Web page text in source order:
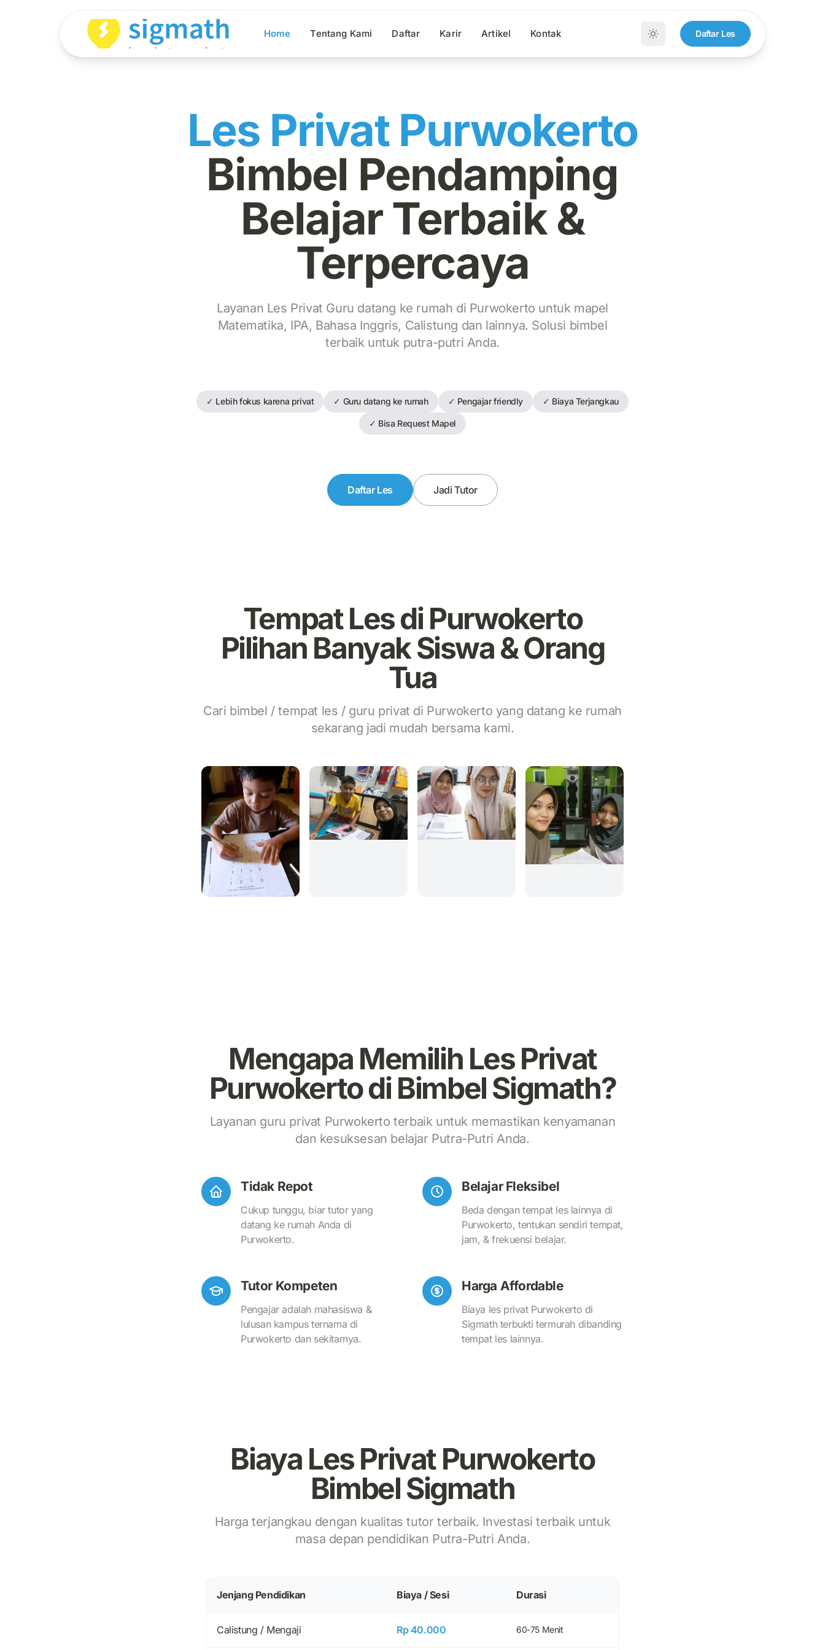
Home Tentang Kami Daftar Karir Artikel Kontak Daftar Les
Les Privat Purwokerto
Bimbel Pendamping
Belajar Terbaik &
Terpercaya
Layanan Les Privat Guru datang ke rumah di Purwokerto untuk mapel
Matematika, IPA, Bahasa Inggris, Calistung dan lainnya. Solusi bimbel
terbaik untuk putra-putri Anda.
✓ Lebih fokus karena privat ✓ Guru datang ke rumah ✓ Pengajar friendly ✓ Biaya Terjangkau
✓ Bisa Request Mapel
Daftar Les Jadi Tutor
Tempat Les di Purwokerto
Pilihan Banyak Siswa & Orang
Tua
Cari bimbel / tempat les / guru privat di Purwokerto yang datang ke rumah
sekarang jadi mudah bersama kami.
Mengapa Memilih Les Privat
Purwokerto di Bimbel Sigmath?
Layanan guru privat Purwokerto terbaik untuk memastikan kenyamanan
dan kesuksesan belajar Putra-Putri Anda.
Tidak Repot
Cukup tunggu, biar tutor yang
datang ke rumah Anda di
Purwokerto.
Belajar Fleksibel
Beda dengan tempat les lainnya di
Purwokerto, tentukan sendiri tempat,
jam, & frekuensi belajar.
Tutor Kompeten
Pengajar adalah mahasiswa &
lulusan kampus ternama di
Purwokerto dan sekitarnya.
Harga Affordable
Biaya les privat Purwokerto di
Sigmath terbukti termurah dibanding
tempat les lainnya.
Biaya Les Privat Purwokerto
Bimbel Sigmath
Harga terjangkau dengan kualitas tutor terbaik. Investasi terbaik untuk
masa depan pendidikan Putra-Putri Anda.
Jenjang Pendidikan Biaya / Sesi Durasi
Calistung / Mengaji Rp 40.000 60-75 Menit